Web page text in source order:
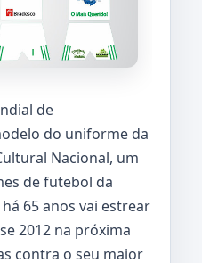
de
do uniforme da
Nacional, um
de futebol da
65 anos vai estrear
2012 na próxima
contra o seu maior